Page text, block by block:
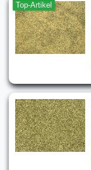
Top-Artikel